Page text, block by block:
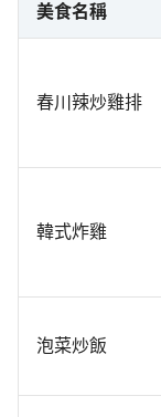
美食名稱
春川辣炒雞排
韓式炸雞
泡菜炒飯